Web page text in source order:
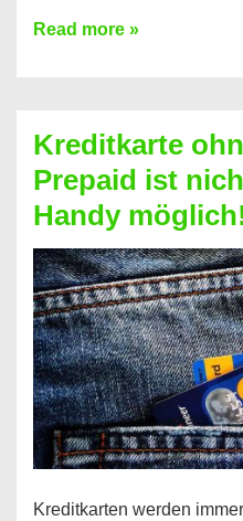
Konto
Neueröffnung
trotz
Schufaeintrag
möglich
Read more »
Kreditkarte
Prepaid ist
Handy
Kreditkarten werden